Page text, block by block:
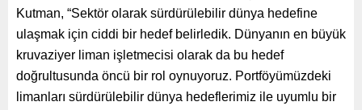
Kutman, “Sektör olarak sürdürülebilir dünya hedefine
ulaşmak için ciddi bir hedef belirledik. Dünyanın en büyük
kruvaziyer liman işletmecisi olarak da bu hedef
doğrultusunda öncü bir rol oynuyoruz. Portföyümüzdeki
limanları sürdürülebilir dünya hedeflerimiz ile uyumlu bir